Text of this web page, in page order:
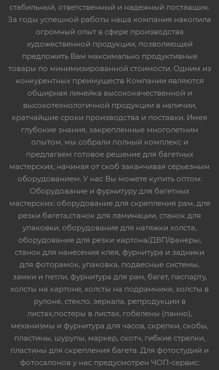
стабильный, ответственный и надежный поставщик.
За годы успешной работы наша компания накопила
огромный опыт в сфере производства
художественной продукции, позволяющей
предложить Вам максимально продуктивные
товары по минимизированной стоимости. Одним из
конкурентных преимуществ Компании являются
обширная линейка высококачественной и
высокотехнологичной продукции в наличии,
кратчайшие сроки производства и поставки. Имея
глубокие знания, закрепленные многолетним
опытом, мы собрали полный комплекс и
предлагаем готовое решение для багетных
мастерских, начиная от скоб заканчивая серьезным
оборудованием. У нас Вы можете купить оптом:
Оборудование и фурнитуру для багетных
мастерских: оборудование для скрепления рам, для
резки багета,станок для ламинации, станок для
упаковки, оборудование для натяжки холста,
оборудование для резки картона/ДВП/фанеры,
станок для нанесения клея, фурнитура и задники
для фоторамок, упаковка, подвесные системы,
замки и петли, фурнитура для рам, багет, паспарту,
холсты на картоне, холсты на подрамнике, холсты в
рулоне, стекло, зеркала, репродукции в
листах,постеры в листах, гобелены (панно),
механизмы и фурнитура для часов, скрепки, скобы,
пластины, шурупы, маркер, скотч, гибкие стрелки,
пластины для скрепления багета. Для фотостудий и
фотосалонов у нас предусмотрен ЧОП-сервис: